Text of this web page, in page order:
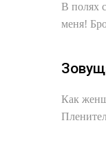
В полях
меня!
Как